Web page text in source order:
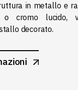
in metallo e
cromo lucido,
decorato.